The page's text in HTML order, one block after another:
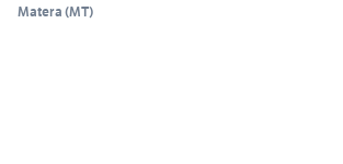
Matera (MT)